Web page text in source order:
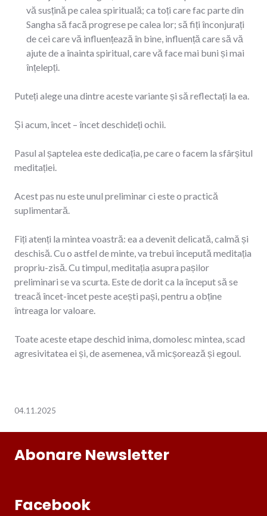
vă susțină pe calea spirituală; ca toți care fac parte din
Sangha să facă progrese pe calea lor; să fiți înconjurați
de cei care vă influențează în bine, influență care să vă
ajute de a înainta spiritual, care vă face mai buni și mai
înțelepți.
Puteți alege una dintre aceste variante și să reflectați la ea.
Și acum, încet – încet deschideți ochii.
Pasul al șaptelea este dedicația, pe care o facem la sfârșitul
meditației.
Acest pas nu este unul preliminar ci este o practică
suplimentară.
Fiți atenți la mintea voastră: ea a devenit delicată, calmă și
deschisă. Cu o astfel de minte, va trebui începută meditația
propriu-zisă. Cu timpul, meditația asupra pașilor
preliminari se va scurta. Este de dorit ca la început să se
treacă încet-încet peste acești pași, pentru a obține
întreaga lor valoare.
Toate aceste etape deschid inima, domolesc mintea, scad
agresivitatea ei și, de asemenea, vă micșorează și egoul.
04.11.2025
Abonare Newsletter
Facebook